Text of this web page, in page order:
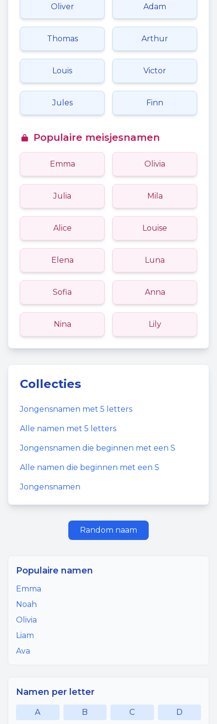
Oliver Adam
Thomas Arthur
Louis Victor
Jules Finn
Populaire meisjesnamen
Emma Olivia
Julia Mila
Alice Louise
Elena Luna
Sofia Anna
Nina Lily
Collecties
Jongensnamen met 5 letters
Alle namen met 5 letters
Jongensnamen die beginnen met een S
Alle namen die beginnen met een S
Jongensnamen
Random naam
Populaire namen
Emma
Noah
Olivia
Liam
Ava
Namen per letter
A B C D